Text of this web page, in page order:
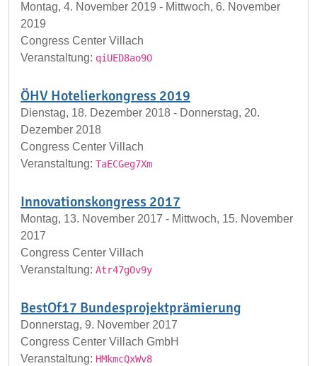
Montag, 4. November 2019 - Mittwoch, 6. November
2019
Congress Center Villach
Veranstaltung: qiUED8ao9O
ÖHV Hotelierkongress 2019
Dienstag, 18. Dezember 2018 - Donnerstag, 20.
Dezember 2018
Congress Center Villach
Veranstaltung: TaECGeg7Xm
Innovationskongress 2017
Montag, 13. November 2017 - Mittwoch, 15. November
2017
Congress Center Villach
Veranstaltung: Atr47gOv9y
BestOf17 Bundesprojektprämierung
Donnerstag, 9. November 2017
Congress Center Villach GmbH
Veranstaltung: HMkmcQxWv8